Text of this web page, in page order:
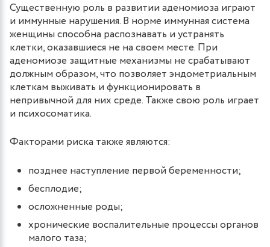
Существенную роль в развитии аденомиоза играют
и иммунные нарушения. В норме иммунная система
женщины способна распознавать и устранять
клетки, оказавшиеся не на своем месте. При
аденомиозе защитные механизмы не срабатывают
должным образом, что позволяет эндометриальным
клеткам выживать и функционировать в
непривычной для них среде. Также свою роль играет
и психосоматика.
Факторами риска также являются:
позднее наступление первой беременности;
бесплодие;
осложненные роды;
хронические воспалительные процессы органов
малого таза;